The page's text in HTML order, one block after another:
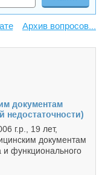
Архив вопросов...
документам
недостаточности)
г.р., 19 лет,
документам
и функционального